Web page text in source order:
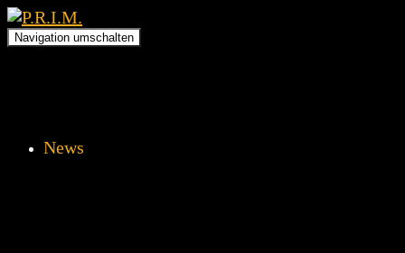
Navigation umschalten
News